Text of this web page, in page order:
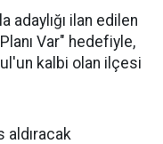
adaylığı ilan edilen
Var" hedefiyle,
kalbi olan ilçesi
aldıracak